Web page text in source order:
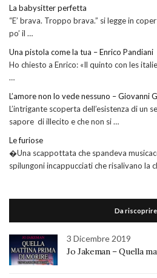
La babysitter perfetta
“E’ brava. Troppo brava.” si legge in
po’ il …
Una pistola come la tua – Enrico Pandiani
Ho chiesto a Enrico: «Il quinto con les
…
L’amore non lo vede nessuno – Giovanni
L’intrigante scoperta dell’esistenza di un
sapore di illecito e che non si …
Le furiose
�Una scappottata che spandeva
spilungoni incappucciati che risalivano la
Da riscoprire
3 Dicembre 2019
Jo Jakeman – Quella